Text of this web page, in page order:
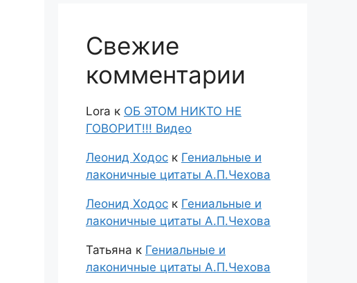
Свежие
комментарии
Lora к ОБ ЭТОМ НИКТО НЕ
ГОВОРИТ!!! Видео
Леонид Ходос к Гениальные и
лаконичные цитаты А.П.Чехова
Леонид Ходос к Гениальные и
лаконичные цитаты А.П.Чехова
Татьяна к Гениальные и
лаконичные цитаты А.П.Чехова